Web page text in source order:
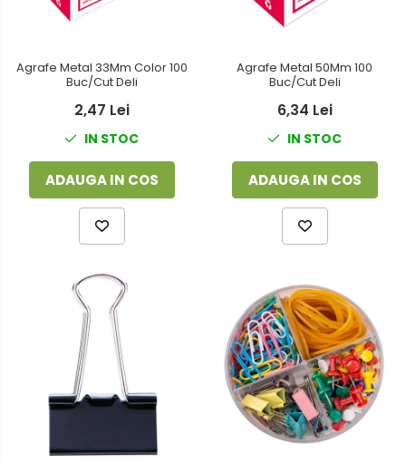
Agrafe Metal 33Mm Color 100
Buc/Cut Deli
2,47 Lei
IN STOC
ADAUGA IN COS
Agrafe Metal 50Mm 100
Buc/Cut Deli
6,34 Lei
IN STOC
ADAUGA IN COS